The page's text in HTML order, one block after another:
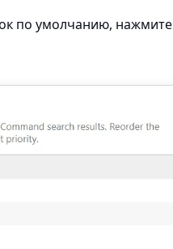
по умолчанию, нажмите